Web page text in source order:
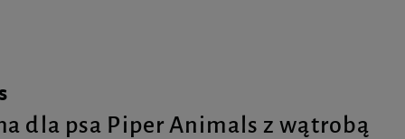
dla psa Piper Animals z wątrobą